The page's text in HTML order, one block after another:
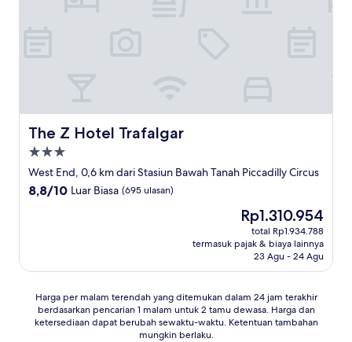
The Z Hotel Trafalgar
The Z Hotel Trafalgar
Properti
bintang
3.0
West End, 0,6 km dari Stasiun Bawah Tanah Piccadilly Circus
8.8
ulasan)
8,8/10 Luar Biasa (695 ulasan)
Harga
sekarang
Rp1.310.954
Rp1.310.954
total Rp1.934.788
termasuk pajak & biaya lainnya
23 Agu - 24 Agu
Harga
malam
Harga per malam terendah yang ditemukan dalam 24 jam terakhir
berdasarkan pencarian 1 malam untuk 2 tamu dewasa. Harga dan
ketersediaan dapat berubah sewaktu-waktu. Ketentuan tambahan
mungkin berlaku.